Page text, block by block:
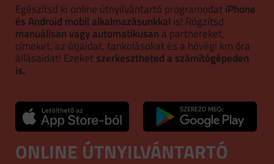
Egészítsd ki online útnyilvántartó programodatiPhone
és Android mobil alkalmazásunkkal is! Rögzítsd
manuálisan vagy automatikusan a partnereket,
címeket, az útjaidat, tankolásokat és a hóvégi km óra
állásaidat! Ezeketszerkesztheted a számítógépeden
is.
ONLINE ÚTNYILVÁNTARTÓ